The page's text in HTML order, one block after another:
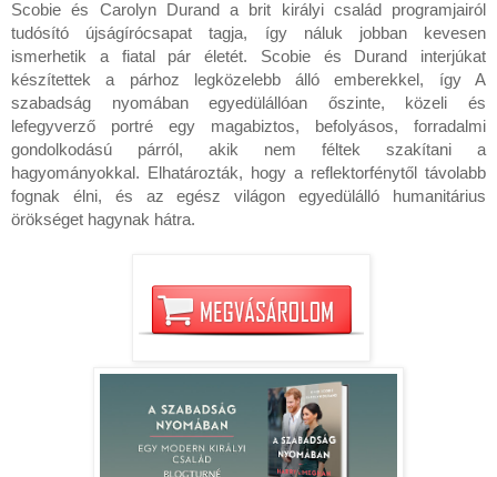
Scobie és Carolyn Durand a brit királyi család programjairól
tudósító újságírócsapat tagja, így náluk jobban kevesen
ismerhetik a fiatal pár életét. Scobie és Durand interjúkat
készítettek a párhoz legközelebb álló emberekkel, így A
szabadság nyomában egyedülállóan őszinte, közeli és
lefegyverző portré egy magabiztos, befolyásos, forradalmi
gondolkodású párról, akik nem féltek szakítani a
hagyományokkal. Elhatározták, hogy a reflektorfénytől távolabb
fognak élni, és az egész világon egyedülálló humanitárius